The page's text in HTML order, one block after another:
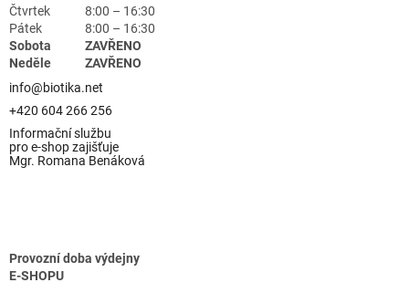
Čtvrtek
8:00 – 16:30
Pátek
8:00 – 16:30
Sobota
ZAVŘENO
Neděle
ZAVŘENO
info@biotika.net
+420 604 266 256
Informační službu
pro e-shop zajišťuje
Mgr. Romana Benáková
Provozní doba výdejny
E-SHOPU